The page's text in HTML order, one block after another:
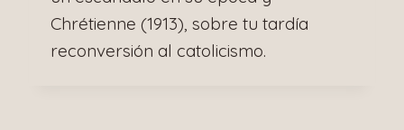
Chrétienne (1913), sobre tu tardía
reconversión al catolicismo.